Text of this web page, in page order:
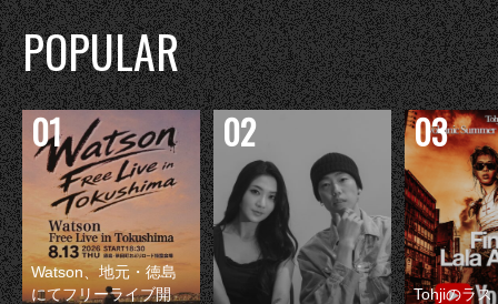
POPULAR
Watson、地元・徳島
にてフリーライブ開
Tohjiのラス